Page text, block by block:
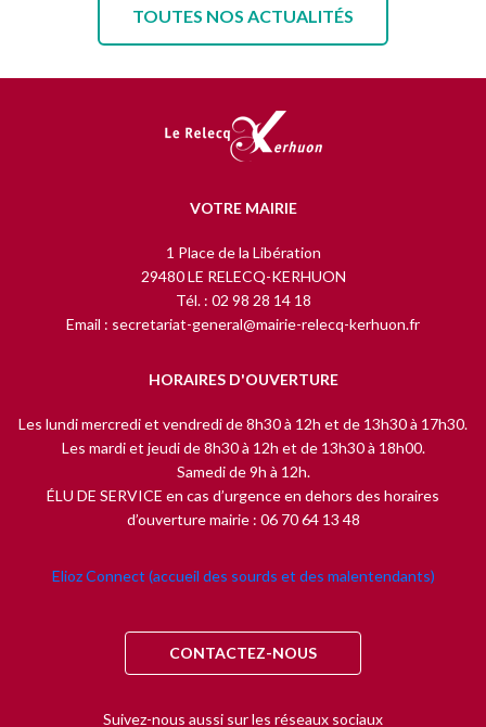
TOUTES NOS ACTUALITÉS
VOTRE MAIRIE
1 Place de la Libération
29480 LE RELECQ-KERHUON
Tél. : 02 98 28 14 18
Email : secretariat-general@mairie-relecq-kerhuon.fr
HORAIRES D'OUVERTURE
Les lundi mercredi et vendredi de 8h30 à 12h et de 13h30 à 17h30.
Les mardi et jeudi de 8h30 à 12h et de 13h30 à 18h00.
Samedi de 9h à 12h.
ÉLU DE SERVICE en cas d’urgence en dehors des horaires
d’ouverture mairie : 06 70 64 13 48
Elioz Connect (accueil des sourds et des malentendants)
CONTACTEZ-NOUS
Suivez-nous aussi sur les réseaux sociaux